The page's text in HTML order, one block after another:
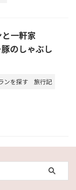
と一軒家
豚のしゃぶし
ンを探す
旅行記